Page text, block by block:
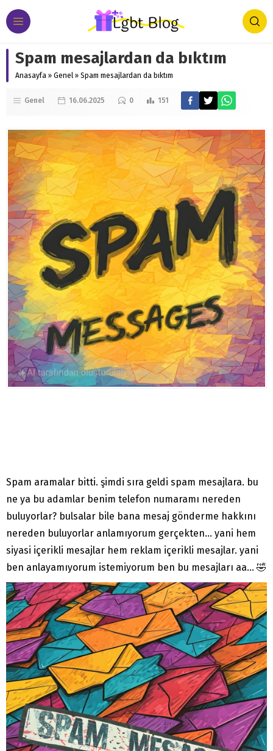
Spam mesajlardan da bıktım
Anasayfa » Genel » Spam mesajlardan da bıktım
Genel 16.06.2025 0 151
Spam aramalar bitti. şimdi sıra geldi spam mesajlara. bu
ne ya bu adamlar benim telefon numaramı nereden
buluyorlar? bulsalar bile bana mesaj gönderme hakkını
nereden buluyorlar anlamıyorum gerçekten… yani hem
siyasi içerikli mesajlar hem reklam içerikli mesajlar. yani
ben anlayamıyorum istemiyorum ben bu mesajları aa… 🤣